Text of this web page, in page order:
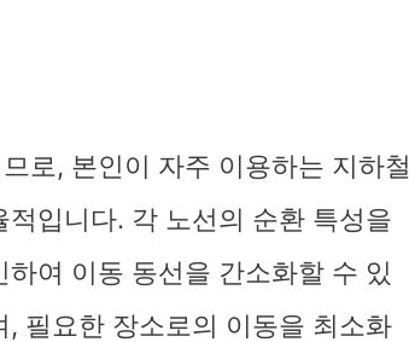
로, 본인이 자주 이용하는 지하철
입니다. 각 노선의 순환 특성을
여 이동 동선을 간소화할 수 있
필요한 장소로의 이동을 최소화